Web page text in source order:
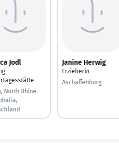
Jodl
North Rhine-
Janine Herwig
Erzieherin
Aschaffenburg